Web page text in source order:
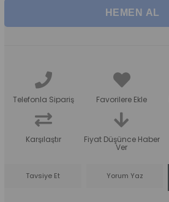
Telefonla Sipariş Favorilere Ekle
Karşılaştır Fiyat Düşünce Haber
Ver
Tavsiye Et Yorum Yaz